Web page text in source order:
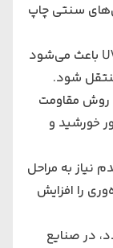
سنتی چاپ
خشک شدن سریع جوهر UV باعث می‌شود
شود.
روش مقاومت
خورشید و
به مراحل
را افزایش
در صنایع